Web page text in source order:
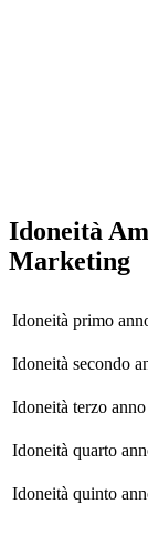
Idoneità
Marketing
Idoneità primo
Idoneità secondo
Idoneità terzo anno
Idoneità quarto
Idoneità quinto